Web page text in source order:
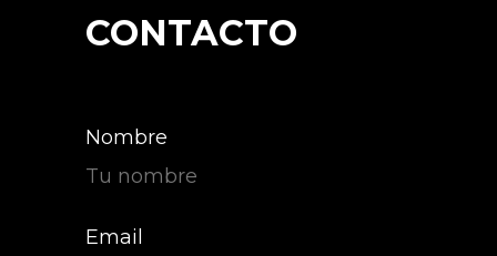
CONTACTO
Nombre
Email